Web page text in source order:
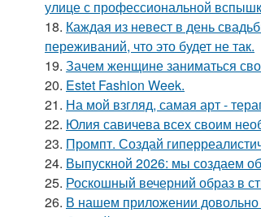
улице с профессиональной
18. Каждая из невест в день
переживаний, что это будет не так.
19. Зачем женщине заниматься
20. Estet Fashion Week.
21. На мой взгляд, самая арт -
22. Юлия савичева всех своим
23. Промпт. Создай
24. Выпускной 2026: мы создаем
25. Роскошный вечерний образ в
26. В нашем приложении довольно